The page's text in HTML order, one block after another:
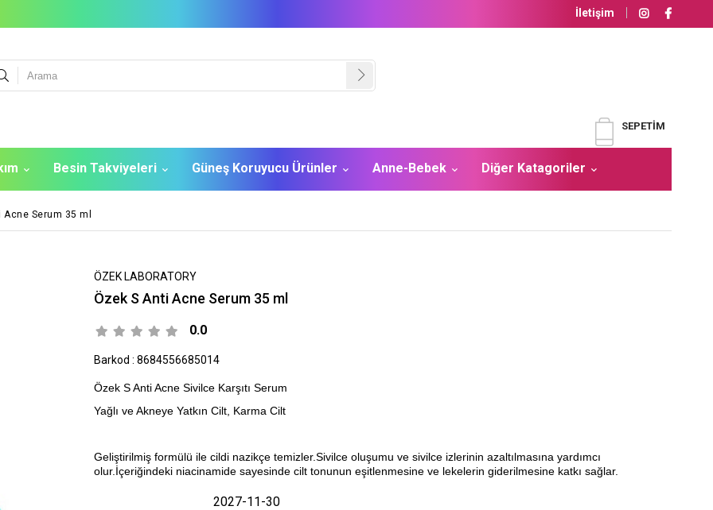
İletişim
SEPETIM
Besin Takviyeleri Güneş Koruyucu Ürünler Anne-Bebek Diğer Katagoriler
Acne Serum 35 ml
ÖZEK LABORATORY
Özek S Anti Acne Serum 35 ml
0.0
Barkod : 8684556685014
Özek S Anti Acne Sivilce Karşıtı Serum
Yağlı ve Akneye Yatkın Cilt, Karma Cilt
Geliştirilmiş formülü ile cildi nazikçe temizler.Sivilce oluşumu ve sivilce izlerinin azaltılmasına yardımcı
olur.İçeriğindeki niacinamide sayesinde cilt tonunun eşitlenmesine ve lekelerin giderilmesine katkı sağlar.
2027-11-30